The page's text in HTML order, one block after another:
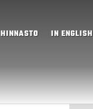
HINNASTO IN ENGLISH